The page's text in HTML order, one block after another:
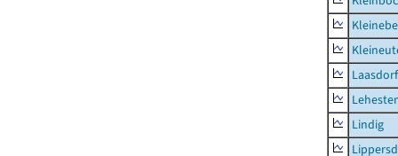
Laasdorf
Lindig